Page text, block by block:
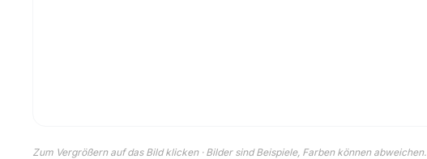
Zum Vergrößern auf das Bild klicken · Bilder sind Beispiele, Farben können abweichen.